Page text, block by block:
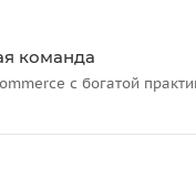
команда
с богатой